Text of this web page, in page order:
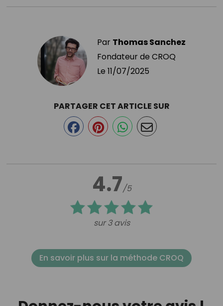
Par Thomas Sanchez
Fondateur de CROQ
Le 11/07/2025
4.7/5
sur 3 avis
PARTAGER CET ARTICLE SUR
En savoir plus sur la méthode CROQ